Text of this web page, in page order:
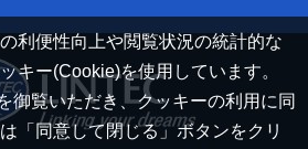
利便性向上や閲覧状況の統計的な
キー(Cookie)を使用しています。
御覧いただき、クッキーの利用に同
「同意して閉じる」ボタンをクリ